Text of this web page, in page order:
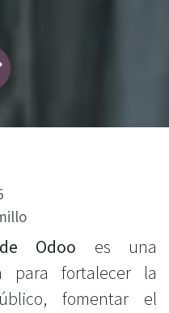
Odoo es una
para fortalecer la
fomentar el